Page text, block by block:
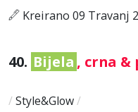
Kreirano 09 Travanj
40. Bijela , crna &
/ Style&Glow/